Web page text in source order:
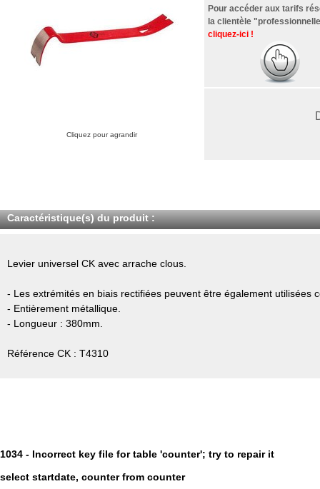
Cliquez pour agrandir
Pour accéder aux tarifs
la clientèle
cliquez-ici !
Caractéristique(s) du produit :
Levier universel CK avec arrache clous.
- Les extrémités en biais rectifiées peuvent être également utilisées
- Entièrement métallique.
- Longueur : 380mm.
Référence CK : T4310
1034 - Incorrect key file for table 'counter'; try to repair it
select startdate, counter from counter